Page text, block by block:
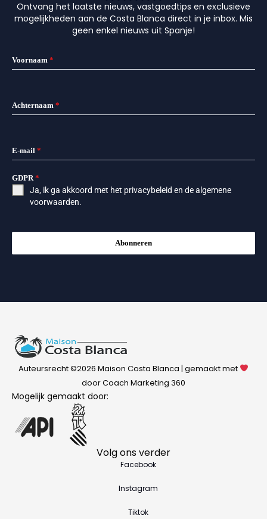
Ontvang het laatste nieuws, vastgoedtips en exclusieve
mogelijkheden aan de Costa Blanca direct in je inbox. Mis
geen enkel nieuws uit Spanje!
Voornaam *
Achternaam *
E-mail *
GDPR*
Ja, ik ga akkoord met het privacybeleid en dealgemene
voorwaarden.
Abonneren
Auteursrecht ©2026 Maison Costa Blanca | gemaakt met
door Coach Marketing 360
Mogelijk gemaakt door:
Volg ons verder
Facebook
Instagram
Tiktok